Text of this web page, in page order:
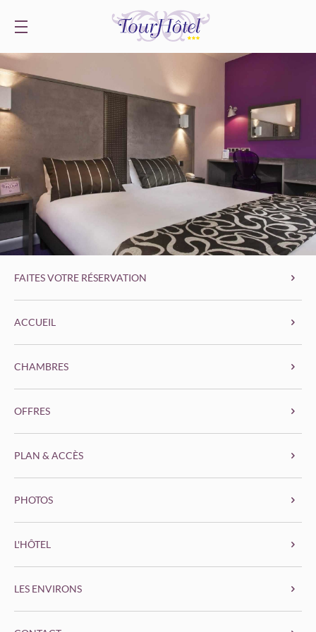
FAITES VOTRE RÉSERVATION
ACCUEIL
CHAMBRES
OFFRES
PLAN & ACCÈS
PHOTOS
L'HÔTEL
LES ENVIRONS